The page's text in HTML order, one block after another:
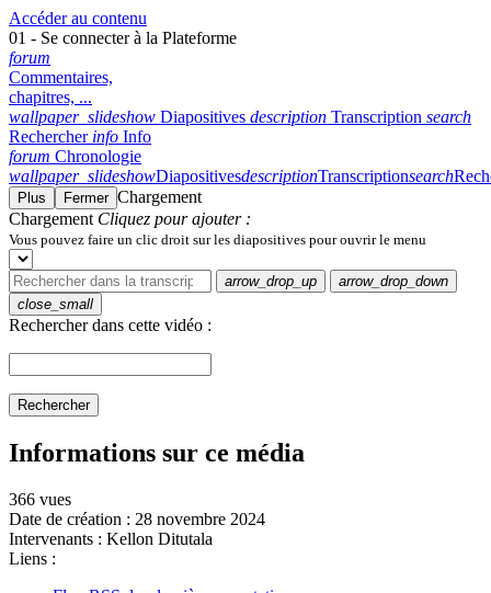
Accéder au contenu
01 - Se connecter à la Plateforme
forum
Commentaires,
chapitres, ...
wallpaper_slideshow Diapositives description Transcription search
Rechercher info Info
forum Chronologie
wallpaper_slideshowDiapositivesdescriptionTranscriptionsearch
Plus Fermer Chargement
Chargement Cliquez pour ajouter :
Vous pouvez faire un clic droit sur les diapositives pour ouvrir le menu
arrow_drop_up
arrow_drop_down
close_small
Rechercher dans cette vidéo :
Rechercher
Informations sur ce média
366 vues
Date de création : 28 novembre 2024
Intervenants : Kellon Ditutala
Liens :